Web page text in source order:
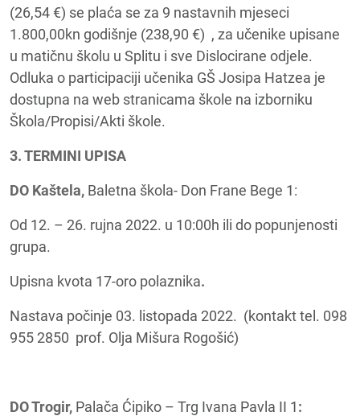
(26,54 €) se plaća se za 9 nastavnih mjeseci
1.800,00kn godišnje (238,90 €) , za učenike upisane
u matičnu školu u Splitu i sve Dislocirane odjele.
Odluka o participaciji učenika GŠ Josipa Hatzea je
dostupna na web stranicama škole na izborniku
Škola/Propisi/Akti škole.
3. TERMINI UPISA
DO Kaštela, Baletna škola- Don Frane Bege 1:
Od 12. – 26. rujna 2022. u 10:00h ili do popunjenosti
grupa.
Upisna kvota 17-oro polaznika.
Nastava počinje 03. listopada 2022. (kontakt tel. 098
955 2850 prof. Olja Mišura Rogošić)
DO Trogir, Palača Ćipiko – Trg Ivana Pavla II 1: